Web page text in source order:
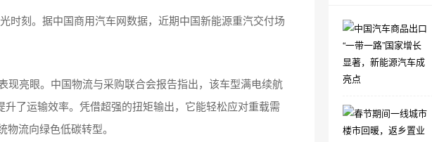
时刻。据中国商用汽车网数据，近期中国新能源重汽交付场
现亮眼。中国物流与采购联合会报告指出，该车型满电续航
了运输效率。凭借超强的扭矩输出，它能轻松应对重载需
流向绿色低碳转型。